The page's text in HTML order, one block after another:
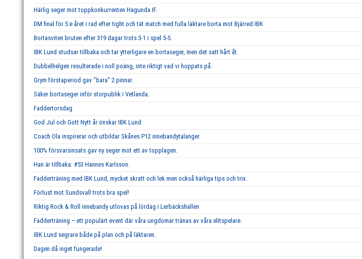
Härlig seger mot toppkonkurrenten Hagunda IF.
DM final för 5:e året i rad efter tight och tät match med fulla läktare borta mot Bjärred IBK
Bortasviten bruten efter 319 dagar trots 3-1 i spel 5-5.
IBK Lund studsar tillbaka och tar ytterligare en bortaseger, men det satt hårt åt.
Dubbelhelgen resulterade i noll poäng, inte riktigt vad vi hoppats på.
Grym förstaperiod gav ’’bara’’ 2 pinnar.
Säker bortaseger inför storpublik i Vetlanda.
Faddertorsdag
God Jul och Gott Nytt år önskar IBK Lund
Coach Ola inspirerar och utbildar Skånes P12 innebandytalanger.
100% försvarsinsats gav ny seger mot ett av topplagen.
Han är tillbaka: #53 Hannes Karlsson.
Fadderträning med IBK Lund, mycket skratt och lek men också härliga tips och trix.
Förlust mot Sundsvall trots bra spel!
Riktig Rock & Roll innebandy utlovas på lördag i Lerbäckshallen
Fadderträning – ett populärt event där våra ungdomar tränas av våra elitspelare.
IBK Lund segrare både på plan och på läktaren.
Dagen då inget fungerade!